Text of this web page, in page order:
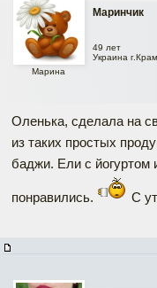
Maринчик
Марина
49 лет
Украина
Оленька, сделала на
из таких простых
баджи. Ели с йогуртом
понравились. С